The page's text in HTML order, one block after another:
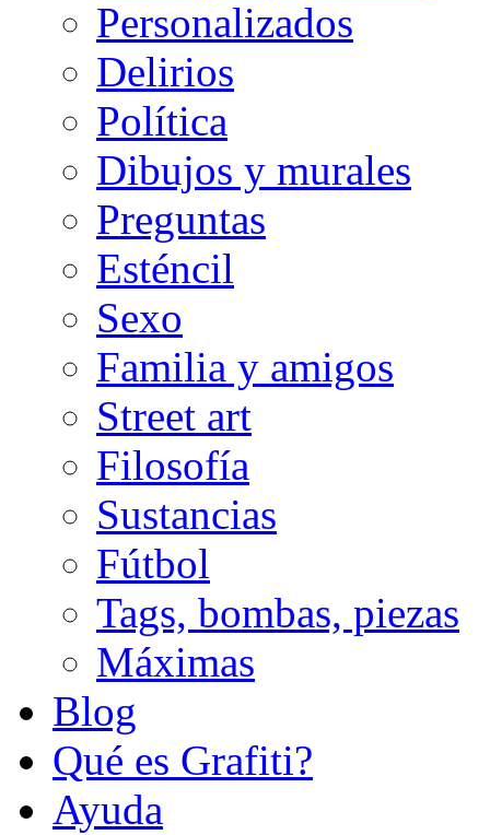
Personalizados
Delirios
Política
Dibujos y murales
Preguntas
Esténcil
Sexo
Familia y amigos
Street art
Filosofía
Sustancias
Fútbol
Tags, bombas, piezas
Máximas
Blog
Qué es Grafiti?
Ayuda